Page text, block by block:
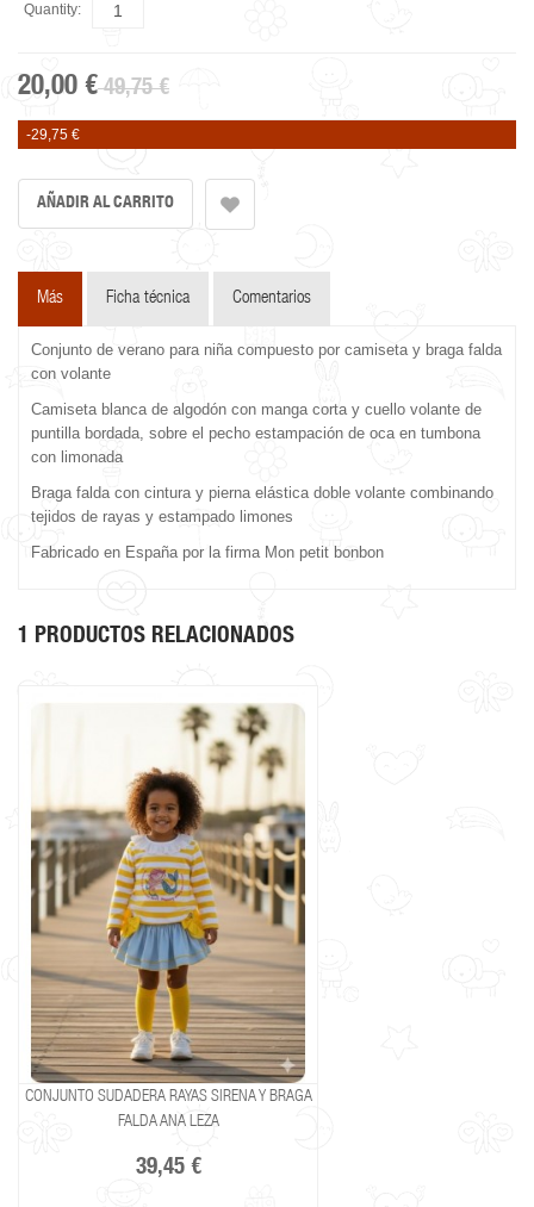
Quantity:
20,00 € 49,75 €
-29,75 €
Más Ficha técnica Comentarios
Conjunto de verano para niña compuesto por camiseta y braga falda
con volante
Camiseta blanca de algodón con manga corta y cuello volante de
puntilla bordada, sobre el pecho estampación de oca en tumbona
con limonada
Braga falda con cintura y pierna elástica doble volante combinando
tejidos de rayas y estampado limones
Fabricado en España por la firma Mon petit bonbon
1 PRODUCTOS RELACIONADOS
CONJUNTO SUDADERA RAYAS SIRENA Y BRAGA
FALDA ANA LEZA
39,45 €